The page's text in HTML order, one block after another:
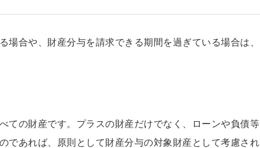
場合や、財産分与を請求できる期間を過ぎている場合は、
ての財産です。プラスの財産だけでなく、ローンや負債等
であれば、原則として財産分与の対象財産として考慮され